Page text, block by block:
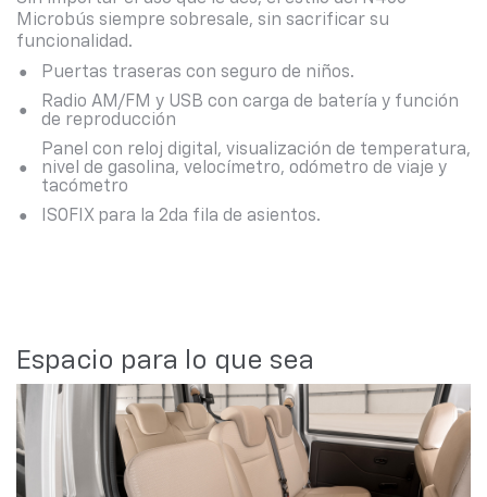
Microbús siempre sobresale, sin sacrificar su
funcionalidad.
Puertas traseras con seguro de niños.
Radio AM/FM y USB con carga de batería y función
de reproducción
Panel con reloj digital, visualización de temperatura,
nivel de gasolina, velocímetro, odómetro de viaje y
tacómetro
ISOFIX para la 2da fila de asientos.
Espacio para lo que sea